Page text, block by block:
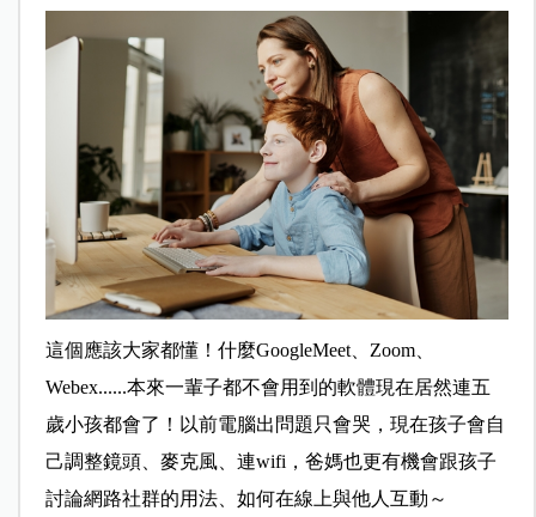
這個應該大家都懂！什麼GoogleMeet、Zoom、
Webex......本來一輩子都不會用到的軟體現在居然連五
歲小孩都會了！以前電腦出問題只會哭，現在孩子會自
己調整鏡頭、麥克風、連wifi，爸媽也更有機會跟孩子
討論網路社群的用法、如何在線上與他人互動～